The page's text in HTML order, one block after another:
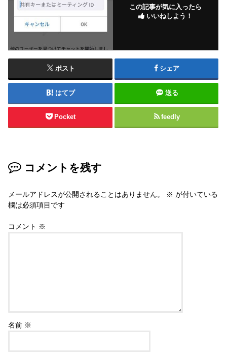
この記事が気に入ったら
いいねしよう！
ポスト シェア
はてブ 送る
Pocket feedly
コメントを残す
メールアドレスが公開されることはありません。 ※ が付いている
欄は必須項目です
コメント ※
名前 ※